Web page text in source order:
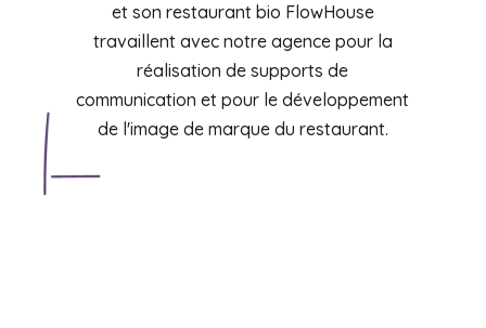
et son restaurant bio FlowHouse
travaillent avec notre agence pour la
réalisation de supports de
communication et pour le développement
de l'image de marque du restaurant.